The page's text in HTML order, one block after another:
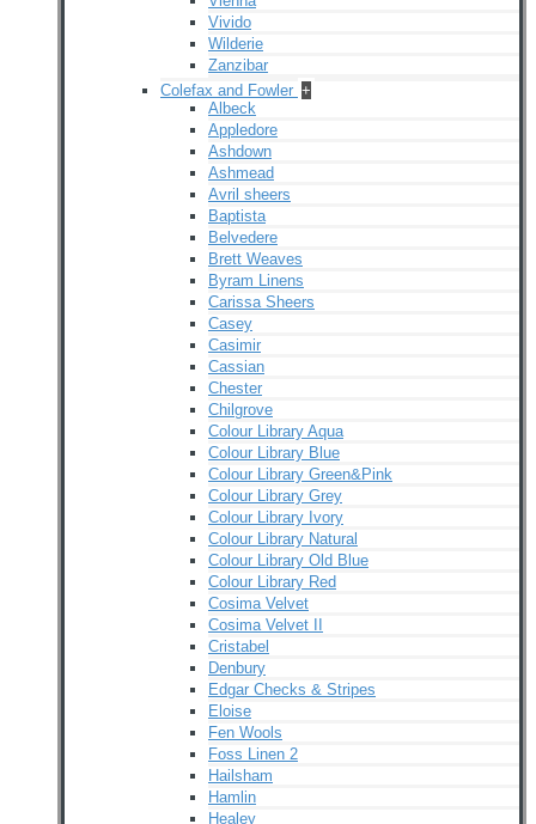
Vivido
Wilderie
Zanzibar
Colefax and Fowler +
Albeck
Appledore
Ashdown
Ashmead
Avril sheers
Baptista
Belvedere
Brett Weaves
Byram Linens
Carissa Sheers
Casey
Casimir
Cassian
Chester
Chilgrove
Colour Library Aqua
Colour Library Blue
Colour Library Green&Pink
Colour Library Grey
Colour Library Ivory
Colour Library Natural
Colour Library Old Blue
Colour Library Red
Cosima Velvet
Cosima Velvet II
Cristabel
Denbury
Edgar Checks & Stripes
Eloise
Fen Wools
Foss Linen 2
Hailsham
Hamlin
Healey